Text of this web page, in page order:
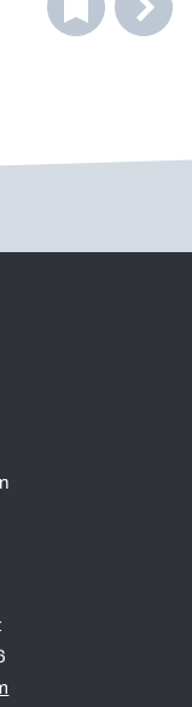
le raccord